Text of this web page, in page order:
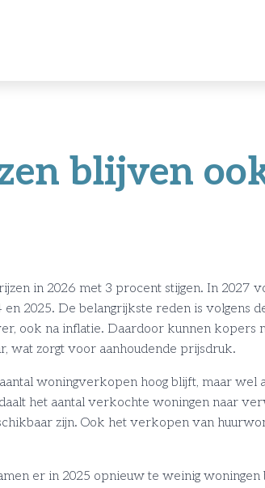
blijven
in 2026 met 3 procent stijgen. In 2027
en 2025. De belangrijkste reden is volgens
ook na inflatie. Daardoor kunnen
wat zorgt voor aanhoudende prijsdruk.
woningverkopen hoog blijft, maar
het aantal verkochte woningen naar
zijn. Ook het verkopen van
er in 2025 opnieuw te weinig